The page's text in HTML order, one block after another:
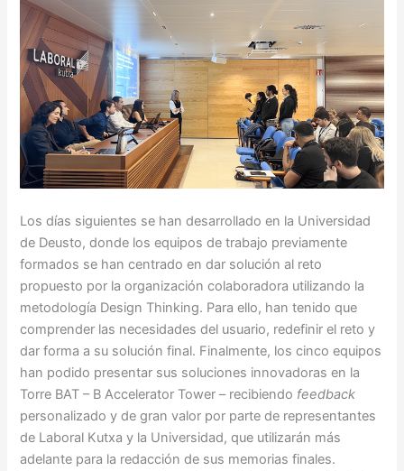
Los días siguientes se han desarrollado en la Universidad
de Deusto, donde los equipos de trabajo previamente
formados se han centrado en dar solución al reto
propuesto por la organización colaboradora utilizando la
metodología Design Thinking. Para ello, han tenido que
comprender las necesidades del usuario, redefinir el reto y
dar forma a su solución final. Finalmente, los cinco equipos
han podido presentar sus soluciones innovadoras en la
Torre BAT – B Accelerator Tower – recibiendo feedback
personalizado y de gran valor por parte de representantes
de Laboral Kutxa y la Universidad, que utilizarán más
adelante para la redacción de sus memorias finales.